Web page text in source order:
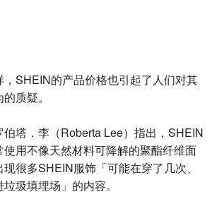
SHEIN的产品价格也引起了人们对其
质疑。
塔．李（Roberta Lee）指出，SHEIN
用不像天然材料可降解的聚酯纤维面
很多SHEIN服饰「可能在穿了几次、
圾填埋场」的内容。